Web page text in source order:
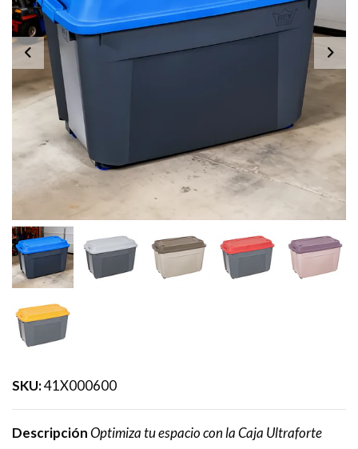
SKU:41X000600
DescripciónOptimiza tu espacio con la Caja Ultraforte